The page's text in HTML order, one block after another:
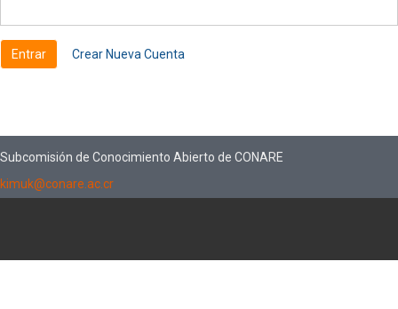
Crear Nueva Cuenta
Subcomisión de Conocimiento Abierto de CONARE
kimuk@conare.ac.cr